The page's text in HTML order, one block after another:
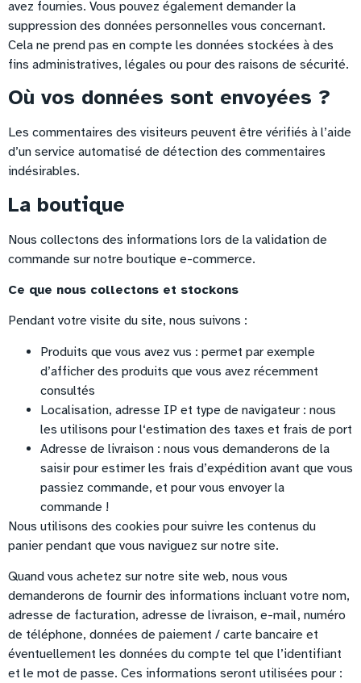
avez fournies. Vous pouvez également demander la
suppression des données personnelles vous concernant.
Cela ne prend pas en compte les données stockées à des
fins administratives, légales ou pour des raisons de sécurité.
Où vos données sont envoyées ?
Les commentaires des visiteurs peuvent être vérifiés à l’aide
d’un service automatisé de détection des commentaires
indésirables.
La boutique
Nous collectons des informations lors de la validation de
commande sur notre boutique e-commerce.
Ce que nous collectons et stockons
Pendant votre visite du site, nous suivons :
Produits que vous avez vus : permet par exemple
d’afficher des produits que vous avez récemment
consultés
Localisation, adresse IP et type de navigateur : nous
les utilisons pour l‘estimation des taxes et frais de port
Adresse de livraison : nous vous demanderons de la
saisir pour estimer les frais d’expédition avant que vous
passiez commande, et pour vous envoyer la
commande !
Nous utilisons des cookies pour suivre les contenus du
panier pendant que vous naviguez sur notre site.
Quand vous achetez sur notre site web, nous vous
demanderons de fournir des informations incluant votre nom,
adresse de facturation, adresse de livraison, e-mail, numéro
de téléphone, données de paiement / carte bancaire et
éventuellement les données du compte tel que l’identifiant
et le mot de passe. Ces informations seront utilisées pour :